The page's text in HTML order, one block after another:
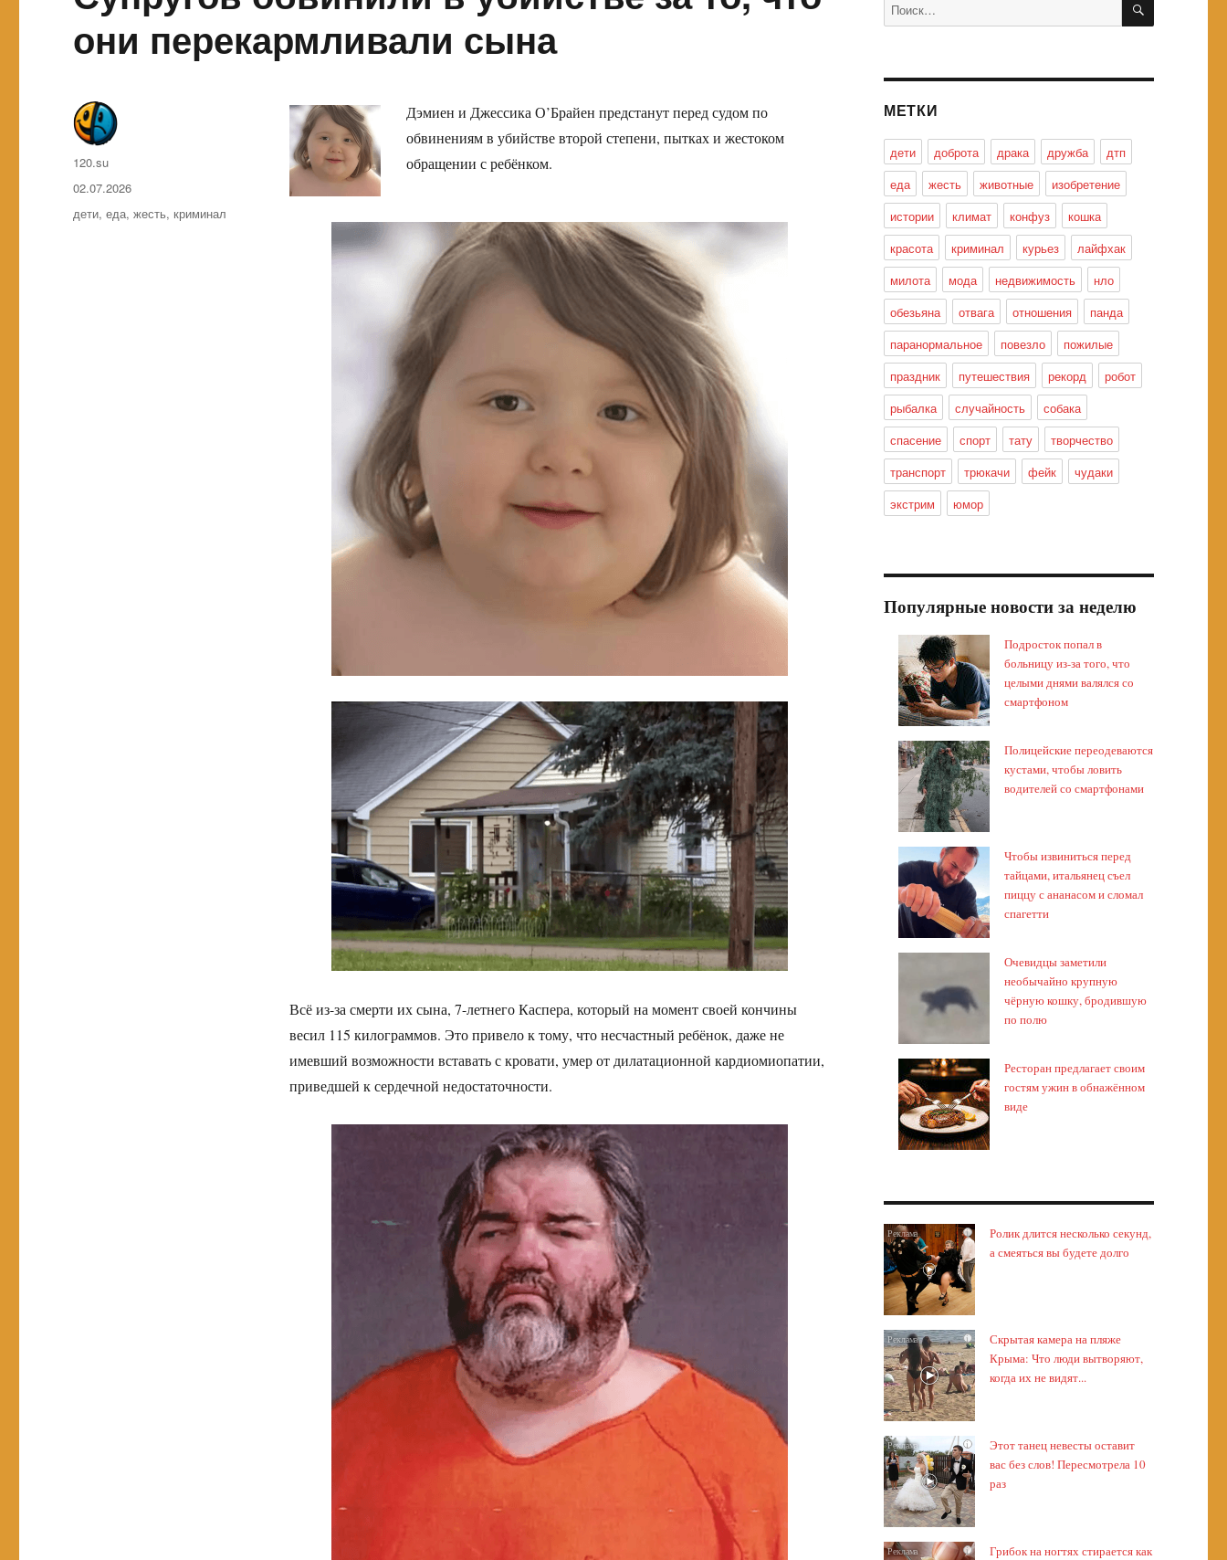
они перекармливали сына
Дэмиен и Джессика О’Брайен предстанут перед судом по
обвинениям в убийстве второй степени, пытках и жестоком
обращении с ребёнком.
Всё из-за смерти их сына, 7-летнего Каспера, который на момент своей кончины
весил 115 килограммов. Это привело к тому, что несчастный ребёнок, даже не
имевший возможности вставать с кровати, умер от дилатационной кардиомиопатии,
приведшей к сердечной недостаточности.
Автор
120.su
Опубликовано
02.07.2026
Метки
дети,еда,жесть, криминал
МЕТКИ
дети доброта драка дружба
дтп
еда
жесть животные
изобретение
истории
климат конфуз
кошка
красота
криминал курьез
лайфхак
милота
мода недвижимость
нло
обезьяна
отвага отношения
панда
паранормальное
повезло
пожилые
праздник
путешествия рекорд
робот
рыбалка
случайность
собака
спасение
спорт тату
творчество
транспорт
трюкачи фейк
чудаки
экстрим
юмор
Популярные новости за неделю
Подросток попал в
больницу из-за того, что
целыми днями валялся со
смартфоном
Полицейские переодеваются
кустами, чтобы ловить
водителей со смартфонами
Чтобы извиниться перед
тайцами, итальянец съел
пиццу с ананасом и сломал
спагетти
Очевидцы заметили
необычайно крупную
чёрную кошку, бродившую
по полю
Ресторан предлагает своим
гостям ужин в обнажённом
виде
i
Ролик длится несколько секунд,
а смеяться вы будете долго
i
Скрытая камера на пляже
Крыма: Что люди вытворяют,
когда их не видят...
i
Этот танец невесты оставит
вас без слов! Пересмотрела 10
раз
i
Грибок на ногтях стирается как